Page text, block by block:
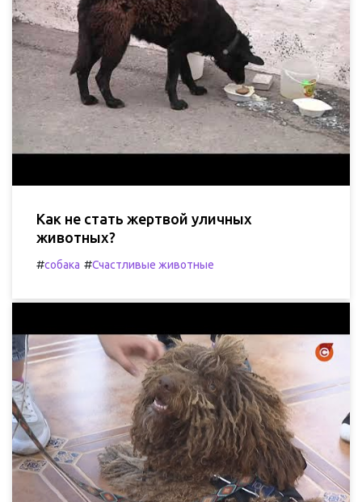
Как не стать жертвой уличных
животных?
#собака #Счастливые животные